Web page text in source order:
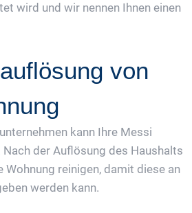
wird und wir nennen Ihnen einen
von
kann Ihre Messi
der Auflösung des Haushalts
reinigen, damit diese an
werden kann.